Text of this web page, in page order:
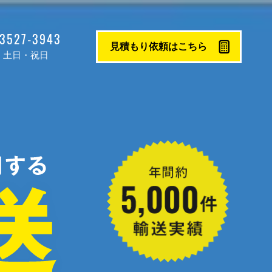
3943
日・祝日
見積もり依頼はこちら